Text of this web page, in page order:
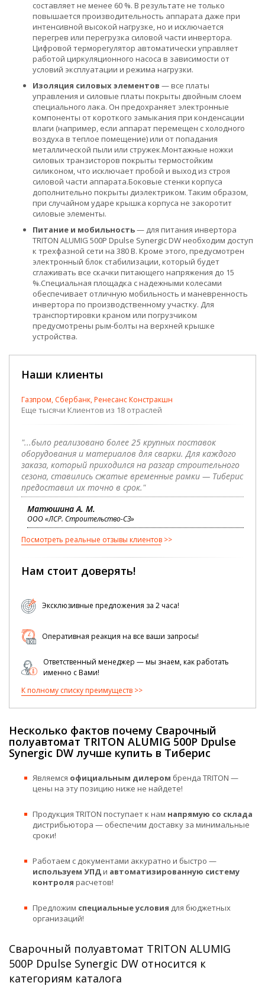
составляет не менее 60 %. В результате не только
повышается производительность аппарата даже при
интенсивной высокой нагрузке, но и исключается
перегрев или перегрузка силовой части инвертора.
Цифровой терморегулятор автоматически управляет
работой циркуляционного насоса в зависимости от
условий эксплуатации и режима нагрузки.
Изоляция силовых элементов — все платы
управления и силовые платы покрыты двойным слоем
специального лака. Он предохраняет электронные
компоненты от короткого замыкания при конденсации
влаги (например, если аппарат перемещен с холодного
воздуха в теплое помещение) или от попадания
металлической пыли или стружек.Монтажные ножки
силовых транзисторов покрыты термостойким
силиконом, что исключает пробой и выход из строя
силовой части аппарата.Боковые стенки корпуса
дополнительно покрыты диэлектриком. Таким образом,
при случайном ударе крышка корпуса не закоротит
силовые элементы.
Питание и мобильность— для питания инвертора
TRITON ALUMIG 500P Dpulse Synergic DW необходим доступ
к трехфазной сети на 380 В. Кроме этого, предусмотрен
электронный блок стабилизации, который будет
сглаживать все скачки питающего напряжения до 15
%.Специальная площадка с надежными колесами
обеспечивает отличную мобильность и маневренность
инвертора по производственному участку. Для
транспортировки краном или погрузчиком
предусмотрены рым­-болты на верхней крышке
устройства.
Наши клиенты
Газпром, Сбербанк, Ренесанс Констракшн
Еще тысячи Клиентов из 18 отраслей
"...было реализовано более 25 крупных поставок
оборудования и материалов для сварки. Для каждого
заказа, который приходился на разгар строительного
сезона, ставились сжатые временные рамки — Тиберис
предоставил их точно в срок."
Матюшина А. М.
ООО «ЛСР. Строительство-СЗ»
Посмотреть реальные отзывы клиентов
Нам стоит доверять!
Эксклюзивные предложения за 2 часа!
Оперативная реакция на все ваши запросы!
Ответственный менеджер — мы знаем, как работать
именно с Вами!
К полному списку преимуществ
Несколько фактов почему Сварочный
полуавтомат TRITON ALUMIG 500P Dpulse
Synergic DW лучше купить в Тиберис
Являемся официальным дилером бренда TRITON —
цены на эту позицию ниже не найдете!
Продукция TRITON поступает к нам напрямую со склада
дистрибьютора — обеспечим доставку за минимальные
сроки!
Работаем с документами аккуратно и быстро —
используем УПДи автоматизированную систему
контроля расчетов!
Предложим специальные условия для бюджетных
организаций!
Сварочный полуавтомат TRITON ALUMIG
500P Dpulse Synergic DW относится к
категориям каталога